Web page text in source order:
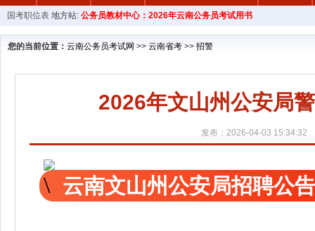
国考职位表 地方站: 公务员教材中心：2026年云南公务员考试用书
您的当前位置： 云南公务员考试网 >> 云南省考 >> 招警
2026年文山州公安局
发布：2026-04-03 15:34:32
云南文山州公安局招聘公